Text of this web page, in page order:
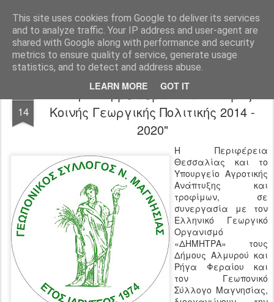
This site uses cookies from Google to deliver its services
and to analyze traffic. Your IP address and user-agent are
shared with Google along with performance and security
metrics to ensure quality of service, generate usage
statistics, and to detect and address abuse.
LEARN MORE GOT IT
Agro-Help.gr
14
Εκδήλωση με θέμα: "Κανονισμός
Κοινής Γεωργικής Πολιτικής 2014 -
2020"
Η Περιφέρεια
Θεσσαλίας και το
Υπουργείο Αγροτικής
Ανάπτυξης και
τροφίμων, σε
συνεργασία με τον
Ελληνικό Γεωργικό
Οργανισμό
«ΔΗΜΗΤΡΑ» τους
Δήμους Αλμυρού και
Ρήγα Φεραίου και
τον Γεωπονικό
Σύλλογο Μαγνησίας,